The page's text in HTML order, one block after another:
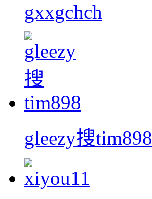
gxxgchch
gleezy搜tim898